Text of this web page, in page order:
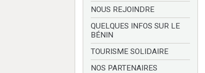
NOUS REJOINDRE
QUELQUES INFOS SUR LE
BÉNIN
TOURISME SOLIDAIRE
NOS PARTENAIRES